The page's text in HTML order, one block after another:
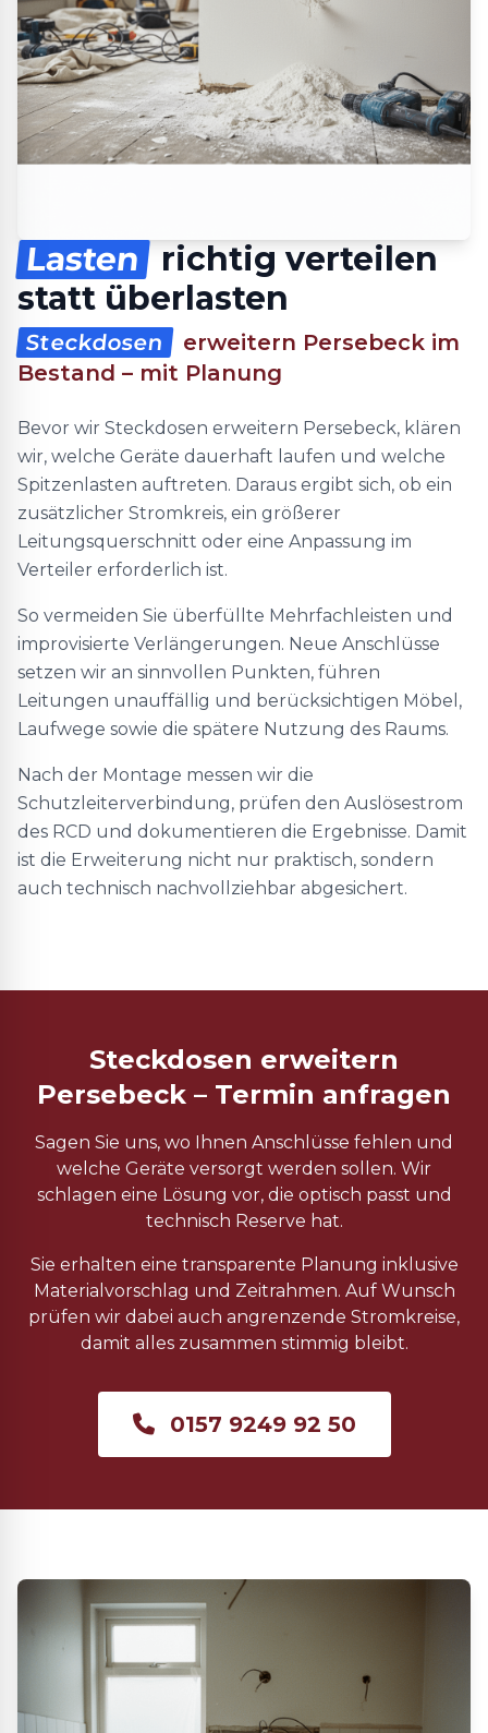
Lasten
richtig verteilen
statt überlasten
Steckdosen
erweitern Persebeck im
Bestand – mit Planung
Bevor wir Steckdosen erweitern Persebeck, klären
wir, welche Geräte dauerhaft laufen und welche
Spitzenlasten auftreten. Daraus ergibt sich, ob ein
zusätzlicher Stromkreis, ein größerer
Leitungsquerschnitt oder eine Anpassung im
Verteiler erforderlich ist.
So vermeiden Sie überfüllte Mehrfachleisten und
improvisierte Verlängerungen. Neue Anschlüsse
setzen wir an sinnvollen Punkten, führen
Leitungen unauffällig und berücksichtigen Möbel,
Laufwege sowie die spätere Nutzung des Raums.
Nach der Montage messen wir die
Schutzleiterverbindung, prüfen den Auslösestrom
des RCD und dokumentieren die Ergebnisse. Damit
ist die Erweiterung nicht nur praktisch, sondern
auch technisch nachvollziehbar abgesichert.
Steckdosen erweitern
Persebeck – Termin anfragen
Sagen Sie uns, wo Ihnen Anschlüsse fehlen und
welche Geräte versorgt werden sollen. Wir
schlagen eine Lösung vor, die optisch passt und
technisch Reserve hat.
Sie erhalten eine transparente Planung inklusive
Materialvorschlag und Zeitrahmen. Auf Wunsch
prüfen wir dabei auch angrenzende Stromkreise,
damit alles zusammen stimmig bleibt.
0157 9249 92 50